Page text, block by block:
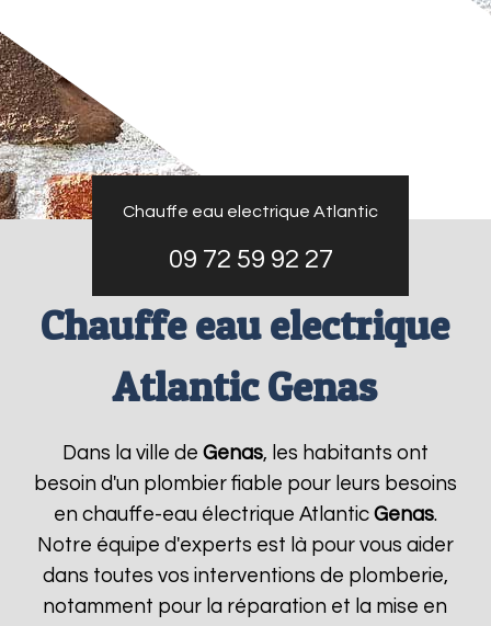
Chauffe eau electrique Atlantic
09 72 59 92 27
Chauffe eau electrique
Atlantic Genas
Dans la ville de Genas, les habitants ont
besoin d'un plombier fiable pour leurs besoins
en chauffe-eau électrique Atlantic Genas.
Notre équipe d'experts est là pour vous aider
dans toutes vos interventions de plomberie,
notamment pour la réparation et la mise en